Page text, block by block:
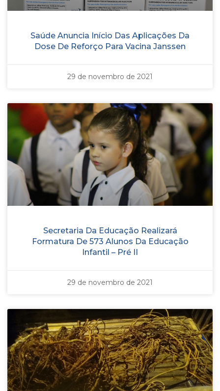
Saúde Anuncia Início Das Aplicações Da
Dose De Reforço Para Vacina Janssen
29 de novembro de 2021
Secretaria Da Educação Realizará
Formatura De 573 Alunos Da Educação
Infantil – Pré II
29 de novembro de 2021